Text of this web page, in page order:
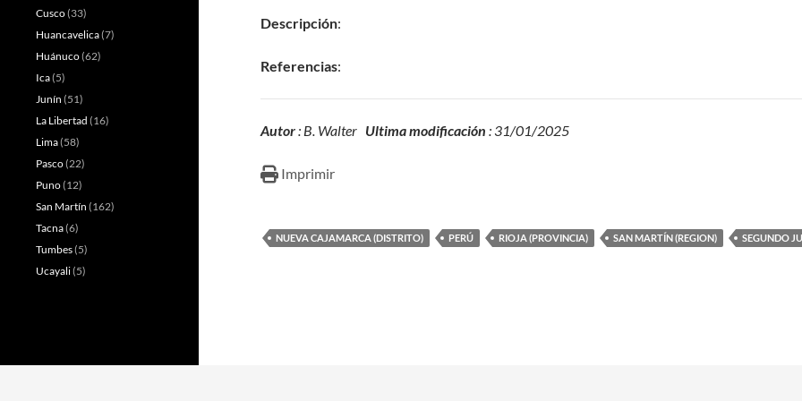
Descripción:
Referencias:
Autor: B. Walter Ultima modificación : 31/01/2025
Imprimir
NUEVA CAJAMARCA (DISTRITO) PERÚ RIOJA (PROVINCIA) SAN MARTÍN (REGION) SEGUNDO
Cusco(33)
Huancavelica(7)
Huánuco(62)
Ica(5)
Junín (51)
La Libertad (16)
Lima(58)
Pasco(22)
Puno(12)
San Martín (162)
Tacna(6)
Tumbes(5)
Ucayali(5)